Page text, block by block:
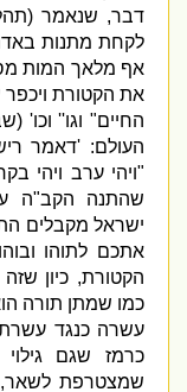
דבר,שנאמר(
לקחת מתנות באדם
אף מלאך המות
את הקטורת ויכפר
החיים"וגו ''וכו' (
העולם: 'דאמר ריש
ויהי ערב ויהי
שהתנה הקב"ה עם
ישראל מקבלים
אתכם לתוהו ובוהו(
הקטורת,כיון שזה
כמו שמתן תורה
עשרה כנגד עשרת
כרמז שגם
שמצטרפת לשאר,